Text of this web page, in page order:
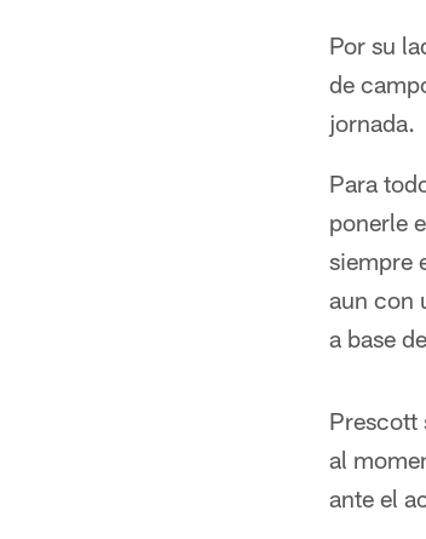
Por su
de
jornada.
Para
ponerle
siempre
aun con
a base
Prescott
al
ante el